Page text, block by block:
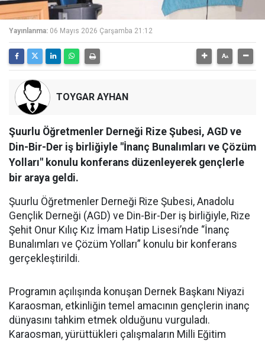
Yayınlanma: 06 Mayıs 2026 Çarşamba 21:12
TOYGAR AYHAN
Şuurlu Öğretmenler Derneği Rize Şubesi, AGD ve
Din-Bir-Der iş birliğiyle "İnanç Bunalımları ve Çözüm
Yolları" konulu konferans düzenleyerek gençlerle
bir araya geldi.
Şuurlu Öğretmenler Derneği Rize Şubesi, Anadolu
Gençlik Derneği (AGD) ve Din-Bir-Der iş birliğiyle, Rize
Şehit Onur Kılıç Kız İmam Hatip Lisesi’nde “İnanç
Bunalımları ve Çözüm Yolları” konulu bir konferans
gerçekleştirildi.
Programın açılışında konuşan Dernek Başkanı Niyazi
Karaosman, etkinliğin temel amacının gençlerin inanç
dünyasını tahkim etmek olduğunu vurguladı.
Karaosman, yürüttükleri çalışmaların Milli Eğitim